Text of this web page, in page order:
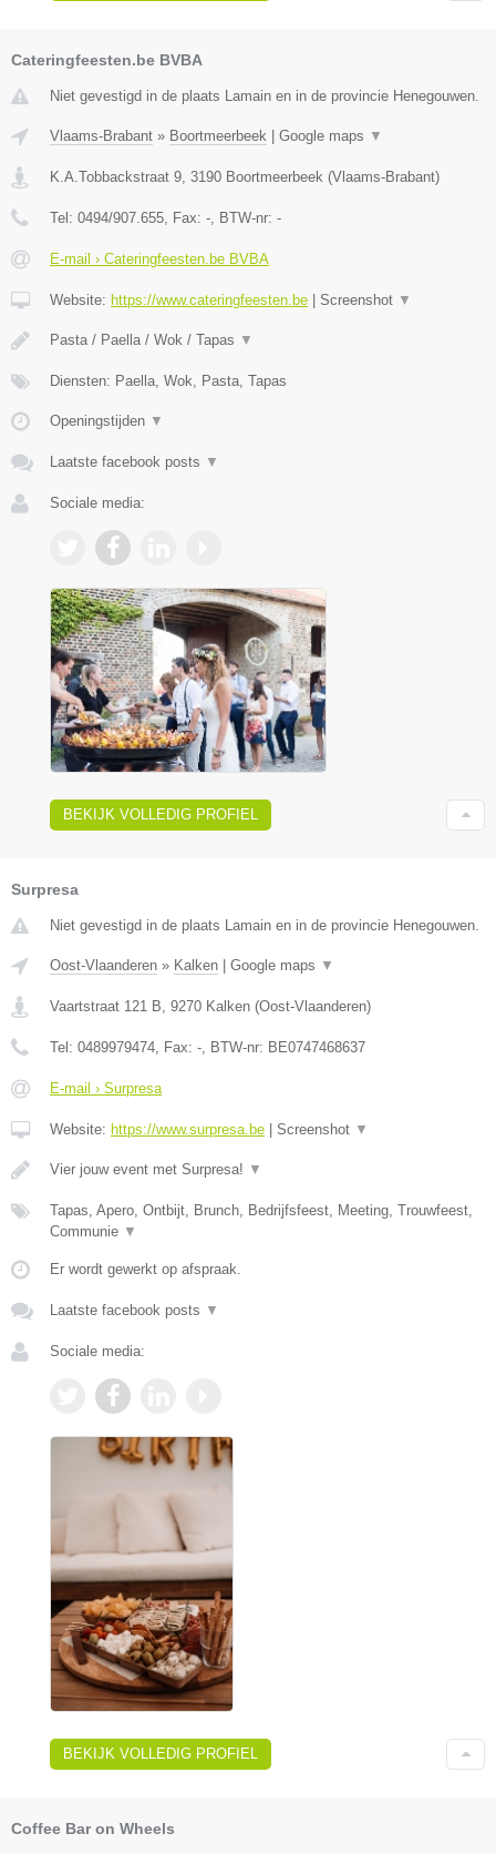
Cateringfeesten.be BVBA
Niet gevestigd in de plaats Lamain en in de provincie Henegouwen.
Vlaams-Brabant » Boortmeerbeek Google maps ▼
K.A.Tobbackstraat 9 3190 Boortmeerbeek (Vlaams-Brabant)
Tel: 0494/907.655 , Fax: - , BTW-nr: -
E-mail › Cateringfeesten.be BVBA
Website: https://www.cateringfeesten.be Screenshot ▼
Pasta / Paella / Wok / Tapas ▼
Diensten: Paella, Wok, Pasta, Tapas
Openingstijden ▼
Laatste facebook posts ▼
Sociale media:
BEKIJK VOLLEDIG PROFIEL
Surpresa
Niet gevestigd in de plaats Lamain en in de provincie Henegouwen.
Oost-Vlaanderen » Kalken | Google maps ▼
Vaartstraat 121 B 9270 Kalken (Oost-Vlaanderen)
Tel: 0489979474 , Fax: - , BTW-nr: BE0747468637
E-mail › Surpresa
Website: https://www.surpresa.be | Screenshot ▼
Vier jouw event met Surpresa! ▼
Tapas, Apero, Ontbijt, Brunch, Bedrijfsfeest, Meeting, Trouwfeest,
Communie ▼
Er wordt gewerkt op afspraak.
Laatste facebook posts ▼
Sociale media:
BEKIJK VOLLEDIG PROFIEL
Coffee Bar on Wheels